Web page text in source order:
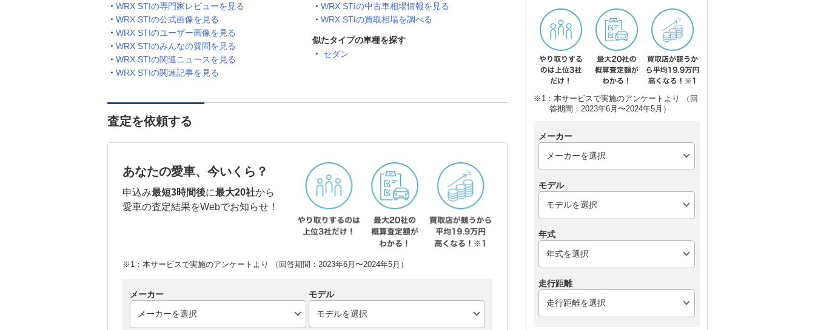
WRX STIの専門家レビューを見る
WRX STIの公式画像を見る
WRX STIのユーザー画像を見る
WRX STIのみんなの質問を見る
WRX STIの関連ニュースを見る
WRX STIの関連記事を見る
WRX STIの中古車相場情報を見る
WRX STIの買取相場を調べる
似たタイプの車種を探す
セダン
査定を依頼する
あなたの愛車、今いくら？
申込み最短3時間後に最大20社から
愛車の査定結果をWebでお知らせ！
※1：本サービスで実施のアンケートより （回答期間：2023年6月〜2024年5月）
メーカー モデル
※1：本サービスで実施のアンケートより （回
答期間：2023年6月〜2024年5月）
メーカー
モデル
年式
走行距離